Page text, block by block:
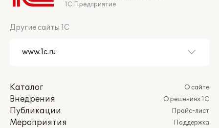
1С:Предприятие
Другие сайты 1С
Каталог
Внедрения
Публикации
Мероприятия
О сайте
О решениях 1С
Прайс-лист
Поддержка